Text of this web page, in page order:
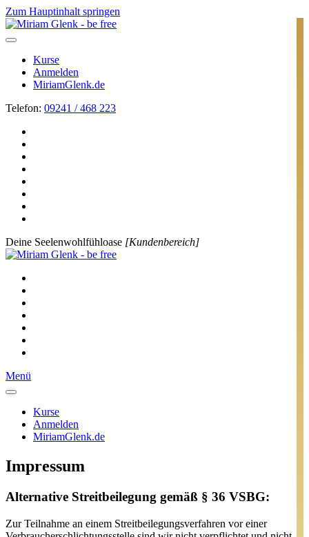
Zum Hauptinhalt springen
Kurse
Anmelden
MiriamGlenk.de
Telefon: 09241 / 468 223
Deine Seelenwohlfühloase [Kundenbereich]
Menü
Kurse
Anmelden
MiriamGlenk.de
Impressum
Alternative Streitbeilegung gemäß § 36 VSBG:
Zur Teilnahme an einem Streitbeilegungsverfahren vor einer